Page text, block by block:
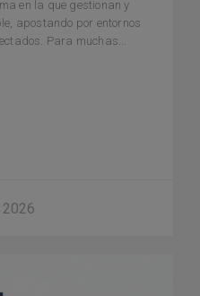
en la que gestionan y
apostando por entornos
Para muchas...
2026